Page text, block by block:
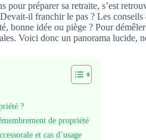
pour préparer sa retraite, s’est
il franchir le pas ? Les
bonne idée ou piège ? Pour
Voici donc un panorama
?
de propriété
et cas d’usage